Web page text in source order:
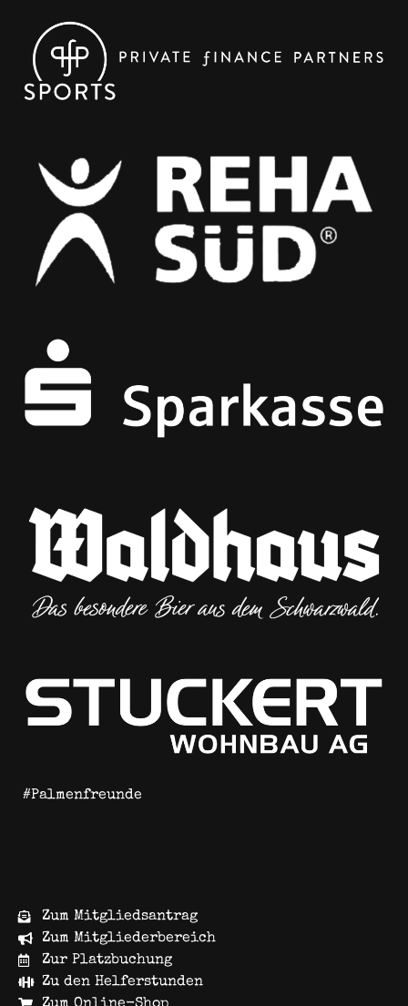
#Palmenfreunde
Zum Mitgliedsantrag
Zum Mitgliederbereich
Zur Platzbuchung
Zu den Helferstunden